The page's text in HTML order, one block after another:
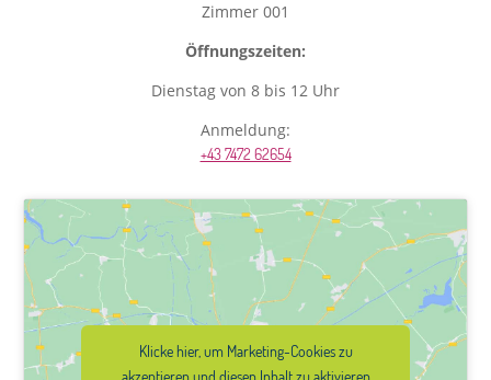
Zimmer 001
Öffnungszeiten:
Dienstag von 8 bis 12 Uhr
Anmeldung:
+43 7472 62654
Klicke hier, um Marketing-Cookies zu